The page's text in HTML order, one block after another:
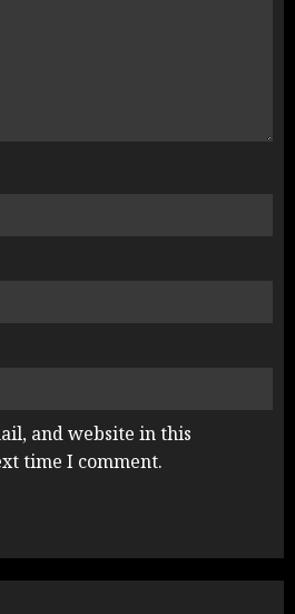
and website in this
time I comment.
Government ने विज्ञापनों पर